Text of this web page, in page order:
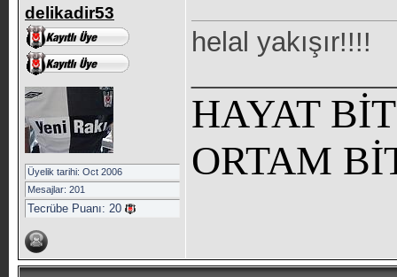
delikadir53
Üyelik tarihi: Oct 2006
Mesajlar: 201
Tecrübe Puanı: 20
helal yakışır!!!!
HAYAT
ORTAM